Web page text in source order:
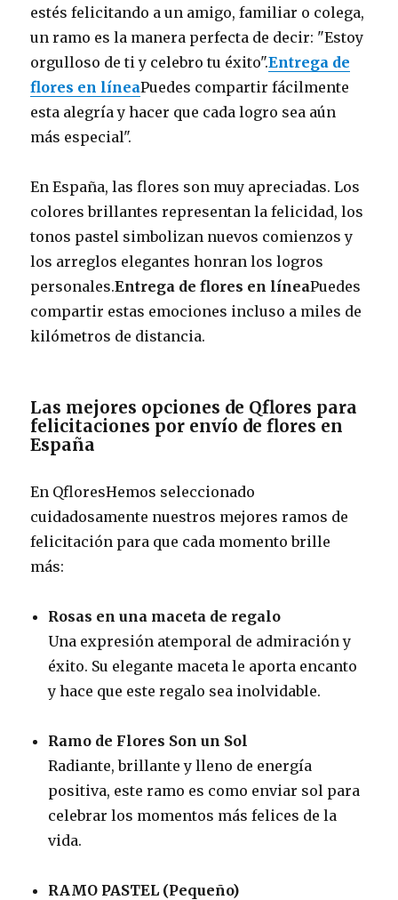
estés felicitando a un amigo, familiar o colega,
un ramo es la manera perfecta de decir: "Estoy
orgulloso de ti y celebro tu éxito".Entrega de
flores en líneaPuedes compartir fácilmente
esta alegría y hacer que cada logro sea aún
más especial".
En España, las flores son muy apreciadas. Los
colores brillantes representan la felicidad, los
tonos pastel simbolizan nuevos comienzos y
los arreglos elegantes honran los logros
personales.Entrega de flores en líneaPuedes
compartir estas emociones incluso a miles de
kilómetros de distancia.
Las mejores opciones de Qflores para
felicitaciones por envío de flores en
España
En QfloresHemos seleccionado
cuidadosamente nuestros mejores ramos de
felicitación para que cada momento brille
más:
Rosas en una maceta de regalo
Una expresión atemporal de admiración y
éxito. Su elegante maceta le aporta encanto
y hace que este regalo sea inolvidable.
Ramo de Flores Son un Sol
Radiante, brillante y lleno de energía
positiva, este ramo es como enviar sol para
celebrar los momentos más felices de la
vida.
RAMO PASTEL (Pequeño)